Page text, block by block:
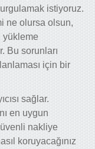
istiyoruz.
ne olursa olsun,
yükleme
Bu sorunları
için bir
sağlar.
en uygun
nakliye
koruyacağınız